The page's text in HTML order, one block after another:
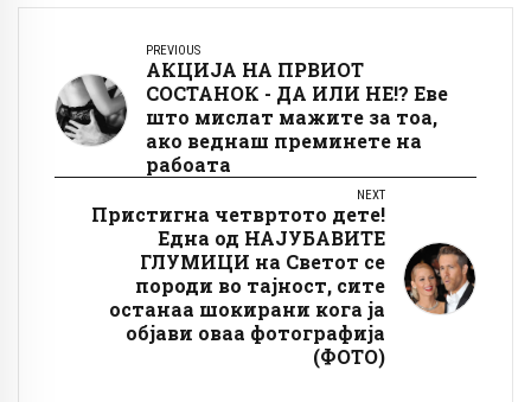
PREVIOUS
АКЦИЈА НА ПРВИОТ
СОСТАНОК - ДА ИЛИ НЕ!? Еве
што мислат мажите за тоа,
ако веднаш преминете на
рабоата
NEXT
Пристигна четвртото дете!
Една од НАЈУБАВИТЕ
ГЛУМИЦИ на Светот се
породи во тајност, сите
останаа шокирани кога ја
објави оваа фотографија
(ФОТО)